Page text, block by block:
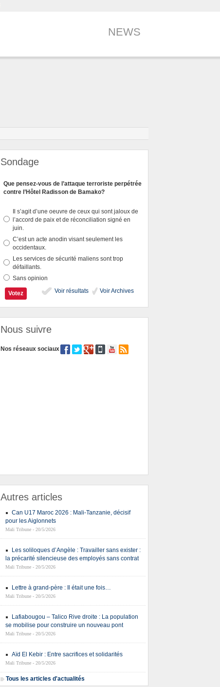
NEWS
Sondage
Que pensez-vous de l’attaque terroriste perpétrée
contre l’Hôtel Radisson de Bamako?
Il s’agit d’une oeuvre de ceux qui sont jaloux de
l’accord de paix et de réconciliation signé en
juin.
C’est un acte anodin visant seulement les
occidentaux.
Les services de sécurité maliens sont trop
défaillants.
Sans opinion
Voir résultats
Voir Archives
Nous suivre
Nos réseaux sociaux
Autres articles
Can U17 Maroc 2026 : Mali-Tanzanie, décisif
pour les Aiglonnets
Mali Tribune - 20/5/2026
Les soliloques d’Angèle : Travailler sans exister :
la précarité silencieuse des employés sans contrat
Mali Tribune - 20/5/2026
Lettre à grand-père : Il était une fois…
Mali Tribune - 20/5/2026
Lafiabougou – Talico Rive droite : La population
se mobilise pour construire un nouveau pont
Mali Tribune - 20/5/2026
Aïd El Kebir : Entre sacrifices et solidarités
Mali Tribune - 20/5/2026
Tous les articles d'actualités